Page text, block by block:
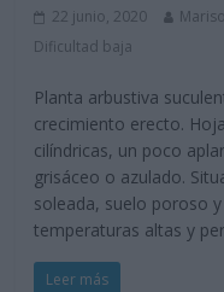
22 junio, 2020
Dificultad baja
Planta arbustiva
crecimiento erecto.
cilíndricas, un poco
grisáceo o azulado.
soleada, suelo poroso
temperaturas altas y
Leer más